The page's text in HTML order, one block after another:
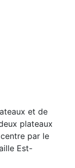
et de
plateaux
par le
Est-